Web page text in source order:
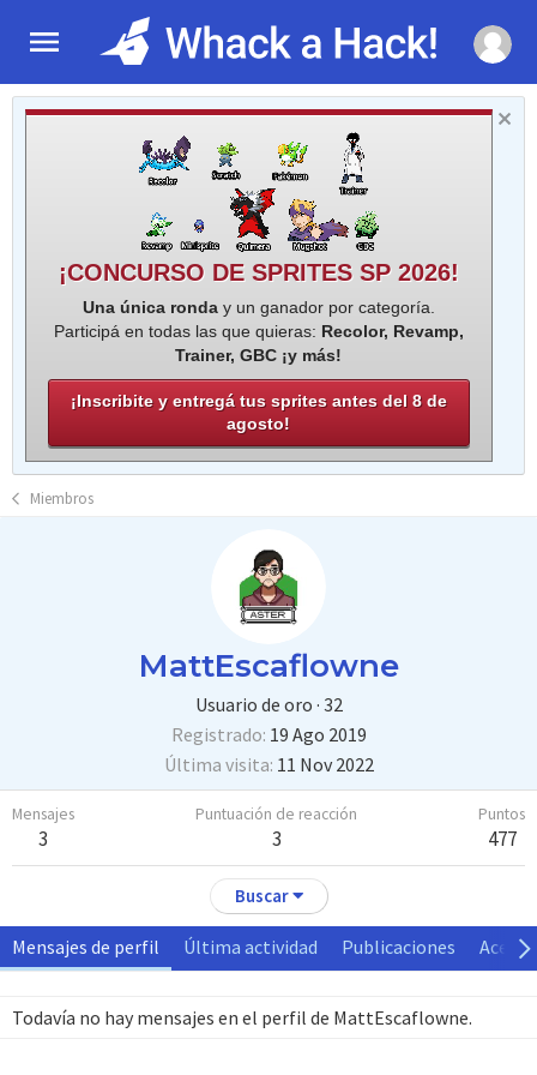
¡CONCURSO DE SPRITES SP 2026!
Una única ronday un ganador por categoría.
Participá en todas las que quieras: Recolor, Revamp,
Trainer, GBC ¡y más!
¡Inscribite y entregá tus sprites antes del 8 de
agosto!
Miembros
MattEscaflowne
Usuario de oro · 32
Registrado 19 Ago 2019
Última visita 11 Nov 2022
Mensajes
3
Puntuación de reacción
3
Puntos
477
Buscar
Mensajes de perfil Última actividad Publicaciones Acerca
Todavía no hay mensajes en el perfil de MattEscaflowne.